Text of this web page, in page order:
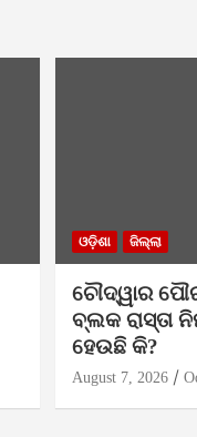
ଓଡ଼ିଶା ଜିଲ୍ଲା
ଚୌଦ୍ୱାର
ବ୍ଲକ ରାସ୍ତା
ହେଉଛି କି?
August 7, 2026